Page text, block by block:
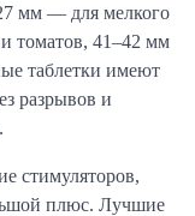
мм — для мелкого
томатов, 41–42 мм
таблетки имеют
разрывов и
стимуляторов,
плюс. Лучшие